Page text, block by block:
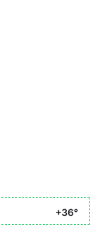
+36°